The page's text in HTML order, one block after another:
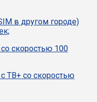
в другом городе)
скоростью 100
ТВ+ со скоростью